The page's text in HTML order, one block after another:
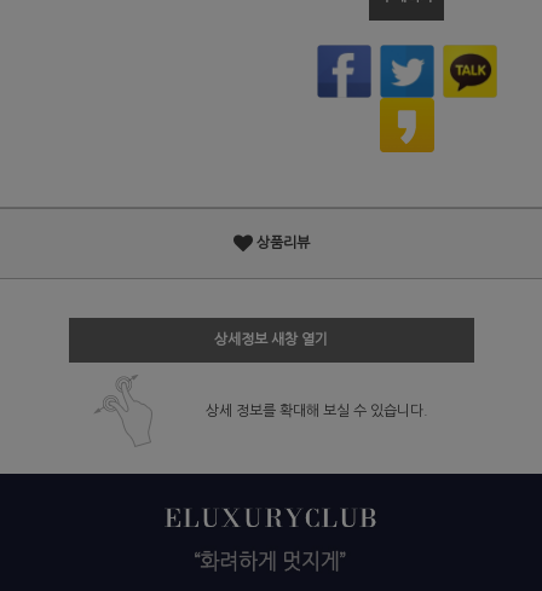
상품리뷰
상세정보 새창 열기
상세 정보를 확대해 보실 수 있습니다.